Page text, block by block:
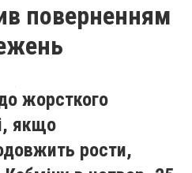
поверненням
жорсткого
якщо
рости,